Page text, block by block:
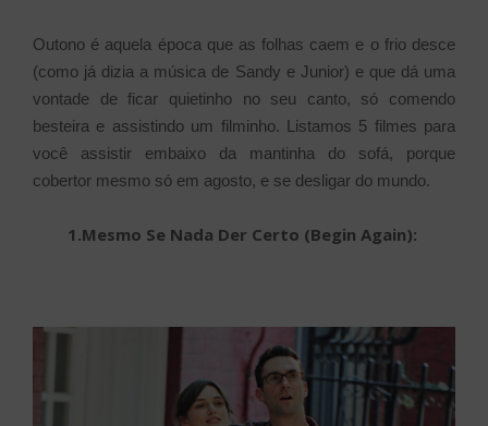
Outono é aquela época que as folhas caem e o frio desce
(como já dizia a música de Sandy e Junior) e que dá uma
vontade de ficar quietinho no seu canto, só comendo
besteira e assistindo um filminho. Listamos 5 filmes para
você assistir embaixo da mantinha do sofá, porque
cobertor mesmo só em agosto, e se desligar do mundo.
1.Mesmo Se Nada Der Certo (Begin Again):